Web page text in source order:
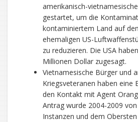
amerikanisch-
gestartet, um die
kontaminiertem Land auf
ehemaligen US-
zu reduzieren. Die USA
Millionen Dollar zugesagt.
Vietnamesische Bürger und
Kriegsveteranen haben eine
den Kontakt mit Agent
Antrag wurde 2004-2009
Instanzen und dem